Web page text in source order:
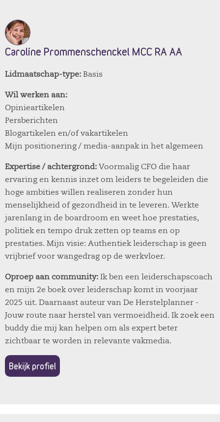
Caroline Prommenschenckel MCC RA AA
Lidmaatschap-type: Basis
Wil werken aan:
Opinieartikelen
Persberichten
Blogartikelen en/of vakartikelen
Mijn positionering / media-aanpak in het algemeen
Expertise / achtergrond: Voormalig CFO die haar
ervaring en kennis inzet om leiders te begeleiden die
hoge ambities willen realiseren zonder hun
menselijkheid of gezondheid in te leveren. Werkte
jarenlang in de boardroom en weet hoe prestaties,
politiek en tempo druk zetten op teams en op
prestaties. Mijn visie: Authentiek leiderschap is geen
vrijbrief voor wangedrag op de werkvloer.
Oproep aan community: Ik ben een leiderschapscoach
en mijn 2e boek over leiderschap komt in voorjaar
2025 uit. Daarnaast auteur van De Herstelplanner -
Jouw route naar herstel van vermoeidheid. Ik zoek een
buddy die mij kan helpen om als expert beter
zichtbaar te worden in relevante vakmedia.
Bekijk profiel